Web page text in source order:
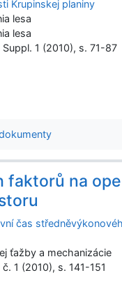
Krupinskej planiny
lesa
lesa
1 (2010), s. 71-87
faktorů na
čas
ťažby a mechanizácie
1 (2010), s. 141-151